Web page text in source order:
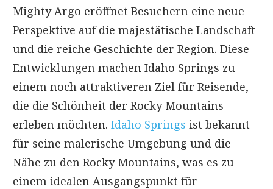
Mighty Argo eröffnet Besuchern eine neue
Perspektive auf die majestätische Landschaft
und die reiche Geschichte der Region. Diese
Entwicklungen machen Idaho Springs zu
einem noch attraktiveren Ziel für Reisende,
die die Schönheit der Rocky Mountains
erleben möchten. Idaho Springs ist bekannt
für seine malerische Umgebung und die
Nähe zu den Rocky Mountains, was es zu
einem idealen Ausgangspunkt für